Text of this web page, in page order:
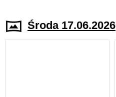
Środa 17.06.2026